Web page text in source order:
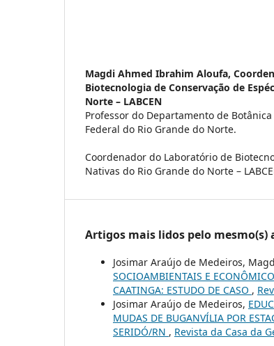
Magdi Ahmed Ibrahim Aloufa,
Biotecnologia de Conservação de
Norte – LABCEN
Professor do Departamento de
Federal do Rio Grande do Norte.
Coordenador do Laboratório de
Nativas do Rio Grande do Norte –
Artigos mais lidos pelo mesmo(s)
Josimar Araújo de Medeiros,
SOCIOAMBIENTAIS E
CAATINGA: ESTUDO DE CASO ,
Josimar Araújo de Medeiros,
MUDAS DE BUGANVÍLIA POR
SERIDÓ/RN , Revista da Casa da